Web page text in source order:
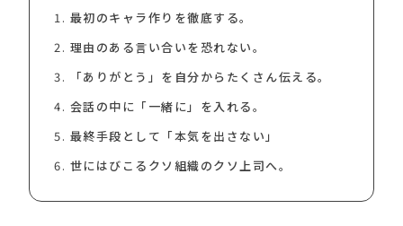
最初のキャラ作りを徹底する。
理由のある言い合いを恐れない。
「ありがとう」を自分からたくさん伝える。
会話の中に「一緒に」を入れる。
最終手段として「本気を出さない」
世にはびこるクソ組織のクソ上司へ。